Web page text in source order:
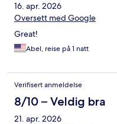
16. apr. 2026
Oversett med Google
Great!
Abel, reise på 1 natt
Verifisert anmeldelse
8/10 – Veldig bra
21. apr. 2026